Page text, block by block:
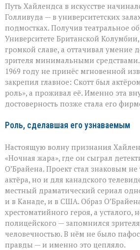
Путь Хайлендса в искусстве
Голливуда — в университетских
подмостках. Получив театральное
Университете Британской
громкой славе, а оттачивал умение
зрителя минимальными
1969 году не принёс мгновенной
закрепил главное: Скотт был
роль», а проживал её. Именно эта
достоверность позже стала его
Роль, сделавшая его узнаваемым
Настоящую волну признания
«Ночная жара», где он сыграл
О’Брайена. Проект стал знаковым
актёра, но и для канадского
местный драматический сериал
и в Канаде, и в США. Образ
хрестоматийного героя, а
полицейского — запомнился
человечностью. В нём не было
правды — и именно это цепляло.